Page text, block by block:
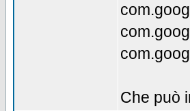
Che può